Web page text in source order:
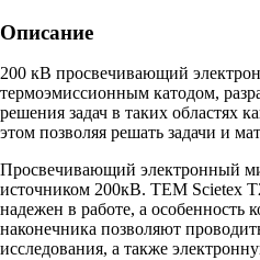
Описание
200 кВ просвечивающий
термоэмиссионным катодом,
решения задач в таких областях
этом позволяя решать задачи и
Просвечивающий электронный
источником 200кВ. TEM Scietex
надежен в работе, а особенность
наконечника позволяют
исследования, а также